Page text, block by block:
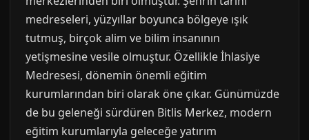
medreseleri, yüzyıllar boyunca bölgeye ışık
tutmuş, birçok alim ve bilim insanının
yetişmesine vesile olmuştur. Özellikle İhlasiye
Medresesi, dönemin önemli eğitim
kurumlarından biri olarak öne çıkar. Günümüzde
de bu geleneği sürdüren Bitlis Merkez, modern
eğitim kurumlarıyla geleceğe yatırım